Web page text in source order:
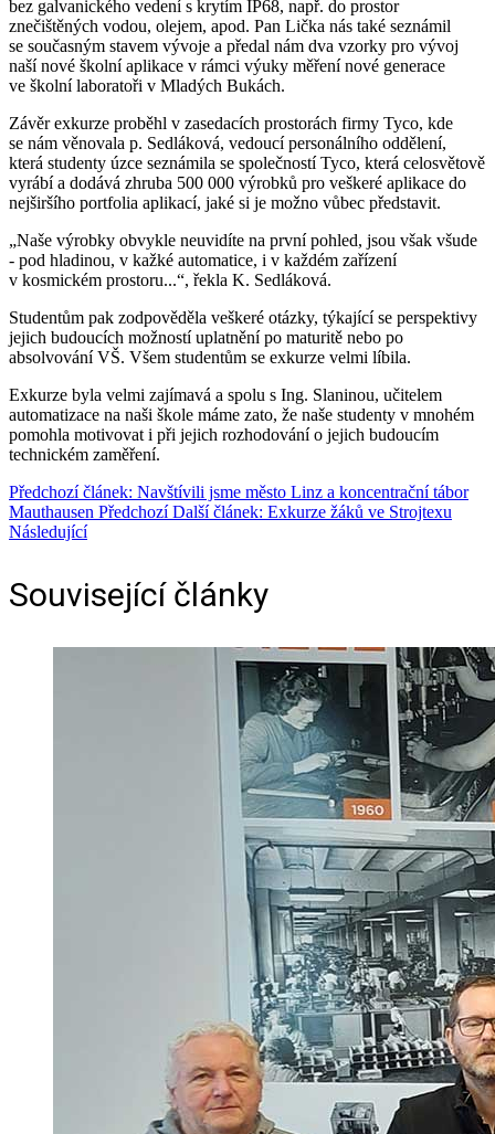
bez galvanického vedení s krytím IP68, např. do prostor
znečištěných vodou, olejem, apod. Pan Lička nás také seznámil
se současným stavem vývoje a předal nám dva vzorky pro vývoj
naší nové školní aplikace v rámci výuky měření nové generace
ve školní laboratoři v Mladých Bukách.
Závěr exkurze proběhl v zasedacích prostorách firmy Tyco, kde
se nám věnovala p. Sedláková, vedoucí personálního oddělení,
která studenty úzce seznámila se společností Tyco, která celosvětově
vyrábí a dodává zhruba 500 000 výrobků pro veškeré aplikace do
nejširšího portfolia aplikací, jaké si je možno vůbec představit.
„Naše výrobky obvykle neuvidíte na první pohled, jsou však všude
- pod hladinou, v kažké automatice, i v každém zařízení
v kosmickém prostoru...“, řekla K. Sedláková.
Studentům pak zodpověděla veškeré otázky, týkající se perspektivy
jejich budoucích možností uplatnění po maturitě nebo po
absolvování VŠ. Všem studentům se exkurze velmi líbila.
Exkurze byla velmi zajímavá a spolu s Ing. Slaninou, učitelem
automatizace na naši škole máme zato, že naše studenty v mnohém
pomohla motivovat i při jejich rozhodování o jejich budoucím
technickém zaměření.
Předchozí článek: Navštívili jsme město Linz a koncentrační tábor
Mauthausen Předchozí Další článek: Exkurze žáků ve Strojtexu
Následující
Související články